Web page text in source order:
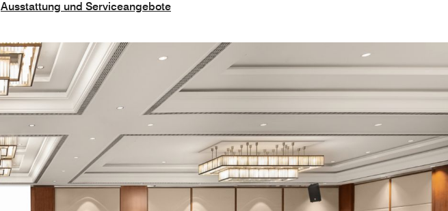
Ausstattung und Serviceangebote